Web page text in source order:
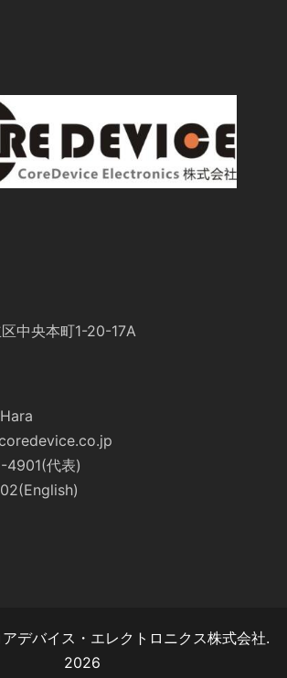
中央本町1-20-17A
代表)
デバイス・エレクトロニクス株式会社.
2026